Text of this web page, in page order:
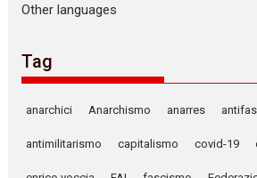
Other languages
Tag
anarchici Anarchismo anarres
antimilitarismo capitalismo covid-19